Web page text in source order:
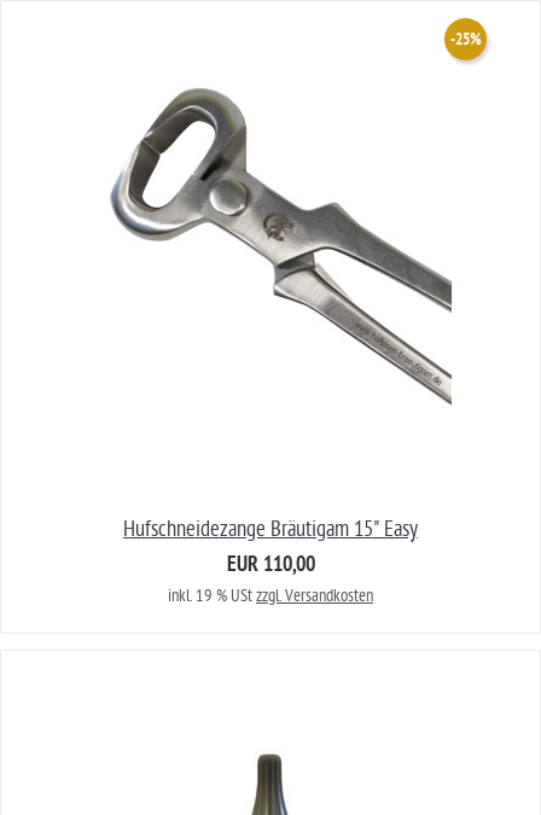
Hufschneidezange Bräutigam 15" Easy
EUR 110,00
inkl. 19 % UStzzgl. Versandkosten
-25%